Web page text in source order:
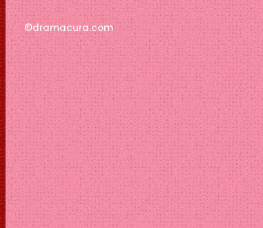
©dramacura.com